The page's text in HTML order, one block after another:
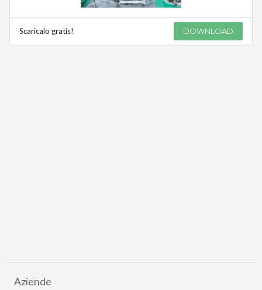
Scaricalo gratis! DOWNLOAD
Aziende